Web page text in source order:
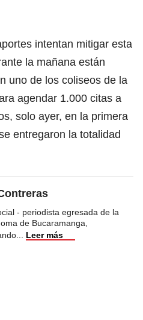
intentan mitigar esta
la mañana están
uno de los coliseos de la
agendar 1.000 citas a
solo ayer, en la primera
entregaron la totalidad
- periodista egresada de la
de Bucaramanga,
Leer más